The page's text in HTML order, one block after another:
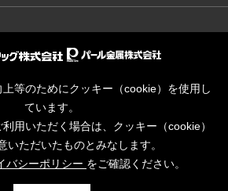
等のためにクッキー（cookie）を使用し
ています。
用いただく場合は、クッキー（cookie）
いただいたものとみなします。
バシーポリシー をご確認ください。